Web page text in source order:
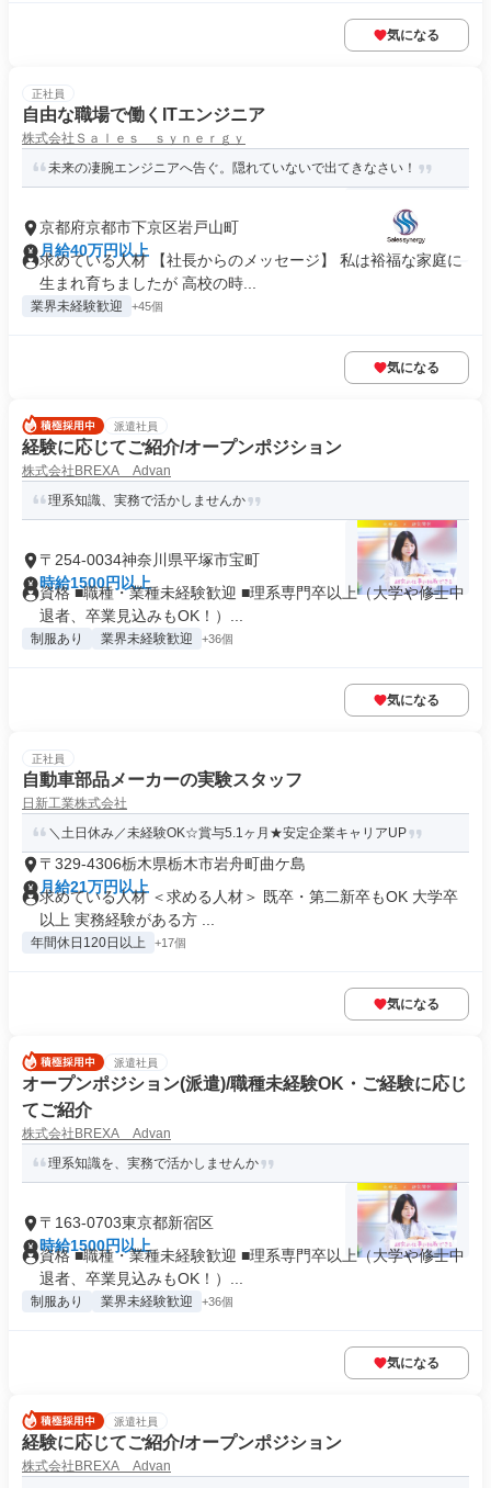
気になる
正社員
自由な職場で働くITエンジニア
株式会社Ｓａｌｅｓ ｓｙｎｅｒｇｙ
未来の凄腕エンジニアへ告ぐ。隠れていないで出てきなさい！
京都府京都市下京区岩戸山町
月給40万円以上
求めている人材 【社長からのメッセージ】 私は裕福な家庭に
生まれ育ちましたが 高校の時...
業界未経験歓迎 +45個
気になる
派遣社員
経験に応じてご紹介/オープンポジション
株式会社BREXA Advan
理系知識、実務で活かしませんか
〒254-0034神奈川県平塚市宝町
時給1500円以上
資格 ■職種・業種未経験歓迎 ■理系専門卒以上（大学や修士中
退者、卒業見込みもOK！）...
制服あり 業界未経験歓迎 +36個
気になる
正社員
自動車部品メーカーの実験スタッフ
日新工業株式会社
＼土日休み／未経験OK☆賞与5.1ヶ月★安定企業キャリアUP
〒329-4306栃木県栃木市岩舟町曲ケ島
月給21万円以上
求めている人材 ＜求める人材＞ 既卒・第二新卒もOK 大学卒
以上 実務経験がある方 ...
年間休日120日以上 +17個
気になる
派遣社員
オープンポジション(派遣)/職種未経験OK・ご経験に応じ
てご紹介
株式会社BREXA Advan
理系知識を、実務で活かしませんか
〒163-0703東京都新宿区
時給1500円以上
資格 ■職種・業種未経験歓迎 ■理系専門卒以上（大学や修士中
退者、卒業見込みもOK！）...
制服あり 業界未経験歓迎 +36個
気になる
派遣社員
経験に応じてご紹介/オープンポジション
株式会社BREXA Advan